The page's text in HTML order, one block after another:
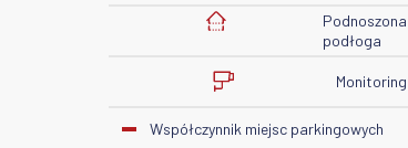
Podnoszona
podłoga
Monitoring
Współczynnik miejsc parkingowych